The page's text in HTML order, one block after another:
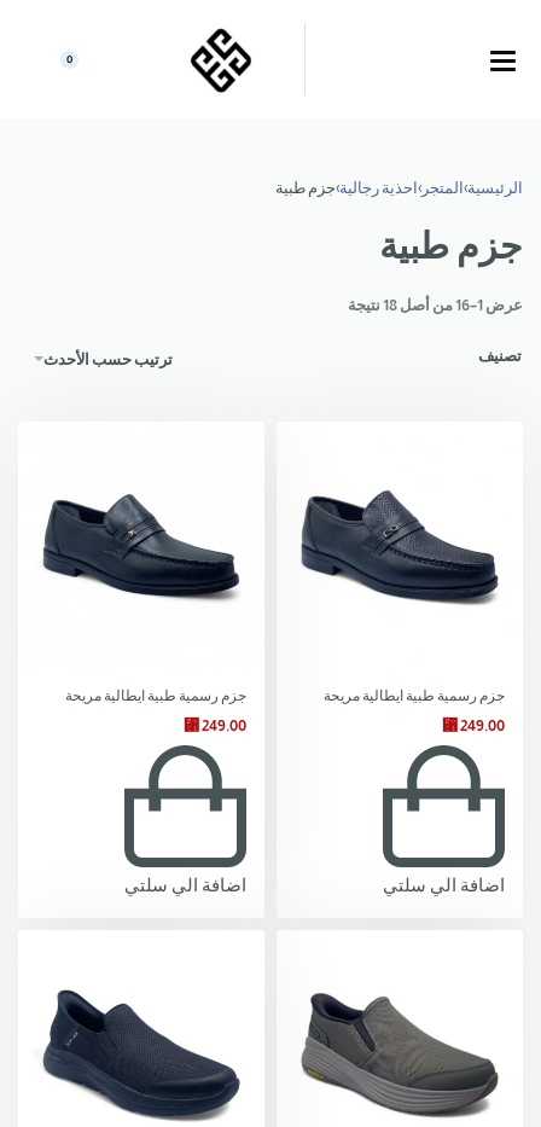
0
الرئيسية› المتجر › احذية رجالية›جزم طبية
جزم طبية
عرض 1–16 من أصل 18 نتيجة
ترتيب حسب الأحدث تصنيف
جزم رسمية طبية ايطالية مريحة
⃁ 249.00
اضافة الي سلتي
جزم رسمية طبية ايطالية مريحة
⃁ 249.00
اضافة الي سلتي